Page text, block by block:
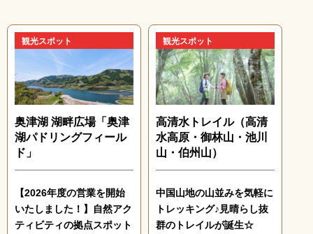
観光スポット
奥津湖 湖畔広場「奥津
湖パドリングフィール
ド」
【2026年度の営業を開始
いたしました！】自然アク
ティビティの拠点スポット
観光スポット
高清水トレイル（高清
水高原・御林山・池川
山・伯州山）
中国山地の山並みを気軽に
トレッキング♪見晴らし抜
群のトレイルが誕生☆